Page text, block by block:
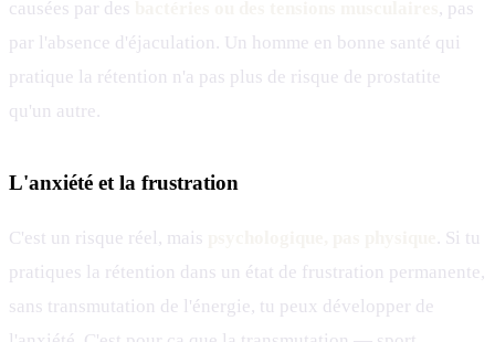
causées par des
, pas
par l'absence d'éjaculation. Un homme en bonne santé qui
pratique la rétention n'a pas plus de risque de prostatite
qu'un autre.
L'anxiété et la frustration
C'est un risque réel, mais
. Si tu
pratiques la rétention dans un état de frustration permanente,
sans transmutation de l'énergie, tu peux développer de